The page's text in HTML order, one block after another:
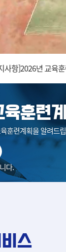
고답하기]제1기 신규
지사항]2026년 교육
사항]2025년 교육
답하기]회원탈퇴
답하기]제1기 신규
훈련
훈련계획을 알려드
다.
스